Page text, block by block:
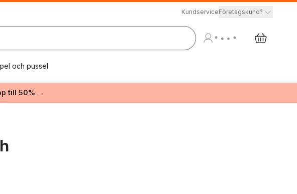
KundserviceFöretagskund?
och pussel
till 50% →